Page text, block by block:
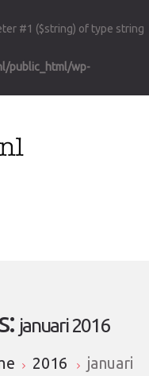
#1 ($string) of type string
public_html/wp-
×
januari 2016
2016 januari